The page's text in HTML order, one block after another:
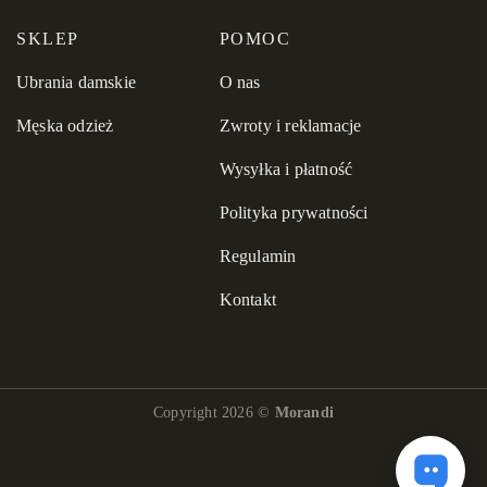
SKLEP
Ubrania damskie
Męska odzież
POMOC
O nas
Zwroty i reklamacje
Wysyłka i płatność
Polityka prywatności
Regulamin
Kontakt
Copyright 2026 © Morandi